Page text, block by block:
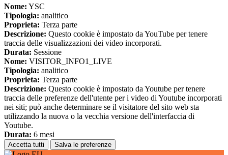
Nome: YSC
Tipologia: analitico
Proprieta: Terza parte
Descrizione: Questo cookie è impostato da YouTube per tenere
traccia delle visualizzazioni dei video incorporati.
Durata: Sessione
Nome: VISITOR_INFO1_LIVE
Tipologia: analitico
Proprieta: Terza parte
Descrizione: Questo cookie è impostato da Youtube per tenere
traccia delle preferenze dell'utente per i video di Youtube incorporati
nei siti; può anche determinare se il visitatore del sito web sta
utilizzando la nuova o la vecchia versione dell'interfaccia di
Youtube.
Durata: 6 mesi
Accetta tutti Salva le preferenze